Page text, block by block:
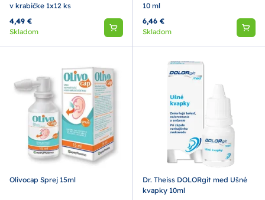
v krabičke 1x12 ks
4,49 €
Skladom
10 ml
6,46 €
Skladom
Olivocap Sprej 15ml
Dr. Theiss DOLORgit med Ušné
kvapky 10ml